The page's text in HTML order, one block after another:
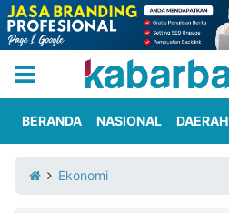
Iklan
Berita
Kami
BERANDA NASIONAL DAERAH
Ekonomi